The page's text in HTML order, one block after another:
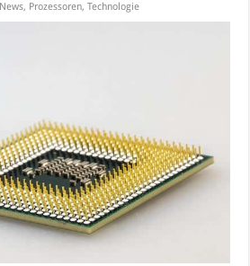
News, Prozessoren,Technologie